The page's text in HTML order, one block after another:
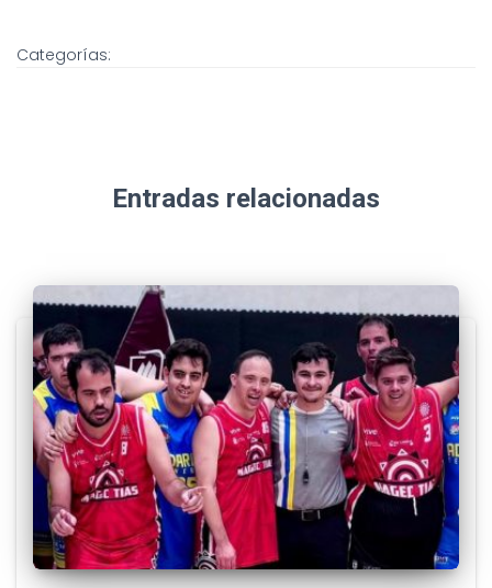
Categorías:
Entradas relacionadas